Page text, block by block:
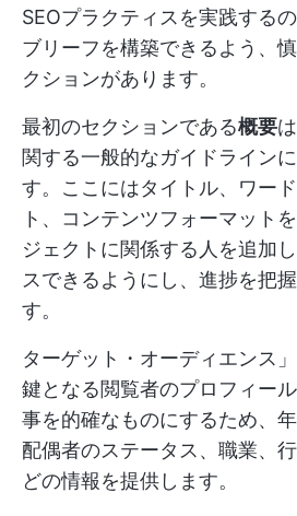
SEOプラクティスを実践する
ブリーフを構築できるよう、
クションがあります。
最初のセクションである概要
関する一般的なガイドライン
す。ここにはタイトル、ワー
ト、コンテンツフォーマット
ジェクトに関係する人を追加
スできるようにし、進捗を把
す。
ターゲット・オーディエンス
鍵となる閲覧者のプロフィー
事を的確なものにするため、
配偶者のステータス、職業、
どの情報を提供します。